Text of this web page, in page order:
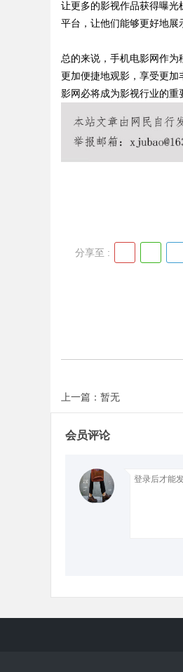
Bo
d
让更多的影视作品获得曝光
平台，让他们能够更好地展
总的来说，手机电影网作为
更加便捷地观影，享受更
影网必将成为影视行业的重
分享至 :
上一篇：暂无
会员评论